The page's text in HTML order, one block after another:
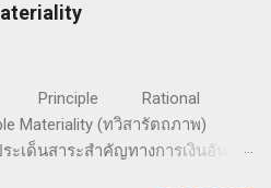
วจของ Family Business Network
ทั่วโลก ระบุว่า แม้กิจการครอบครัว
ญเพิ่มขึ้นกับประเด็นสิ่งแวดล้อม
าภิบาล (ESG) แต่เกือบ 60% ของ
Principle Rational
Materiality (ทวิสารัตถภาพ)
ะเด็นสาระสำคัญทางการเงินอัน